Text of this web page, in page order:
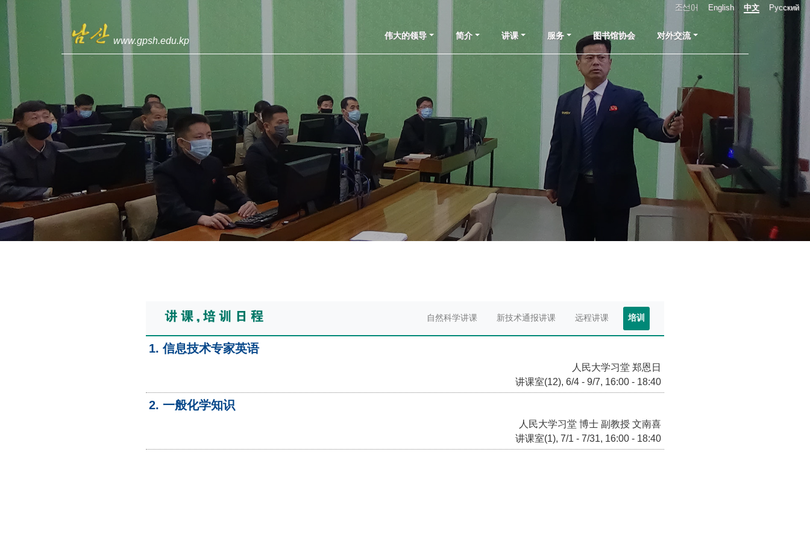
조선어 English 中文 Русский
www.gpsh.edu.kp 伟大的领导 简介 讲课 服务 图书馆协会 对外交流
自然科学讲课 新技术通报讲课 远程讲课 培训
1. 信息技术专家英语
人民大学习堂 郑恩日
讲课室(12), 6/4 - 9/7, 16:00 - 18:40
2. 一般化学知识
人民大学习堂 博士 副教授 文南喜
讲课室(1), 7/1 - 7/31, 16:00 - 18:40